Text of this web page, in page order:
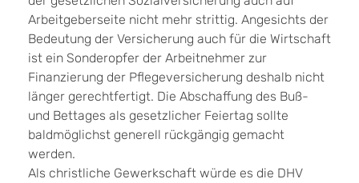
Arbeitgeberseite nicht mehr strittig. Angesichts der
Bedeutung der Versicherung auch für die Wirtschaft
ist ein Sonderopfer der Arbeitnehmer zur
Finanzierung der Pflegeversicherung deshalb nicht
länger gerechtfertigt. Die Abschaffung des Buß-
und Bettages als gesetzlicher Feiertag sollte
baldmöglichst generell rückgängig gemacht
werden.
Als christliche Gewerkschaft würde es die DHV